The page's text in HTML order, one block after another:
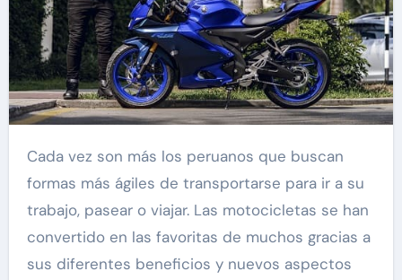
Cada vez son más los peruanos que buscan
formas más ágiles de transportarse para ir a su
trabajo, pasear o viajar. Las motocicletas se han
convertido en las favoritas de muchos gracias a
sus diferentes beneficios y nuevos aspectos